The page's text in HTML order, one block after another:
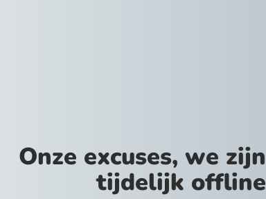
Onze excuses, we zijn
tijdelijk offline